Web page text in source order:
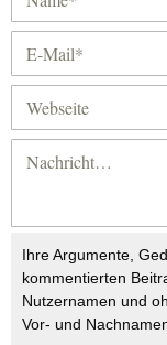
Ihre Argumente,
kommentierten
Nutzernamen und
Vor- und